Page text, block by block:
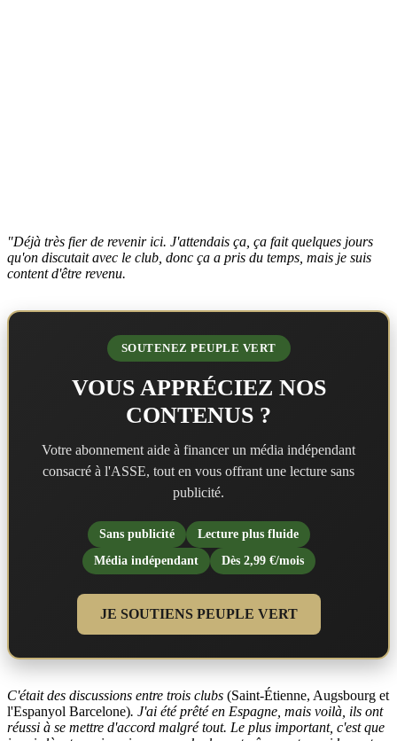
"Déjà très fier de revenir ici. J'attendais ça, ça fait quelques jours
qu'on discutait avec le club, donc ça a pris du temps, mais je suis
content d'être revenu.
SOUTENEZ PEUPLE VERT
VOUS APPRÉCIEZ NOS
CONTENUS ?
Votre abonnement aide à financer un média indépendant
consacré à l'ASSE, tout en vous offrant une lecture sans
publicité.
Sans publicité
Lecture plus fluide
Média indépendant
Dès 2,99 €/mois
JE SOUTIENS PEUPLE VERT
C'était des discussions entre trois clubs (Saint-Étienne, Augsbourg et
l'Espanyol Barcelone). J'ai été prêté en Espagne, mais voilà, ils ont
réussi à se mettre d'accord malgré tout. Le plus important, c'est que